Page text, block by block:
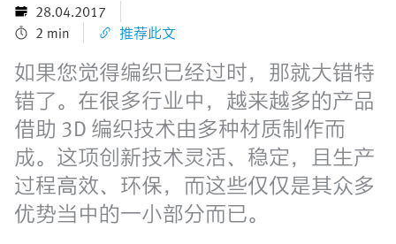
28.04.2017
2 min
推荐此文
如果您觉得编织已经过时，那就大错特
错了。在很多行业中，越来越多的产品
借助 3D 编织技术由多种材质制作而
成。这项创新技术灵活、稳定，且生产
过程高效、环保，而这些仅仅是其众多
优势当中的一小部分而已。